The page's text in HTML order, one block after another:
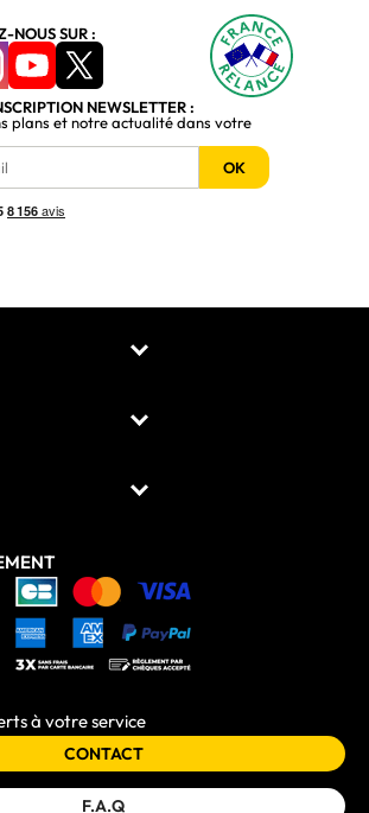
NOUS SUR :
NEWSLETTER :
plans et notre actualité dans votre
OK
à votre service
CONTACT
F.A.Q